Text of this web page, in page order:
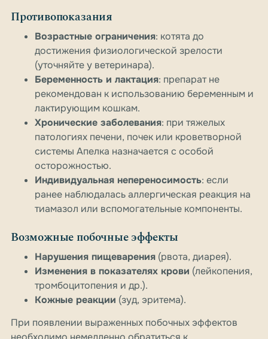
Противопоказания
Возрастные ограничения: котята до
достижения физиологической зрелости
(уточняйте у ветеринара).
Беременность и лактация: препарат не
рекомендован к использованию беременным и
лактирующим кошкам.
Хронические заболевания: при тяжелых
патологиях печени, почек или кроветворной
системы Апелка назначается с особой
осторожностью.
Индивидуальная непереносимость: если
ранее наблюдалась аллергическая реакция на
тиамазол или вспомогательные компоненты.
Возможные побочные эффекты
Нарушения пищеварения (рвота, диарея).
Изменения в показателях крови (лейкопения,
тромбоцитопения и др.).
Кожные реакции (зуд, эритема).
При появлении выраженных побочных эффектов